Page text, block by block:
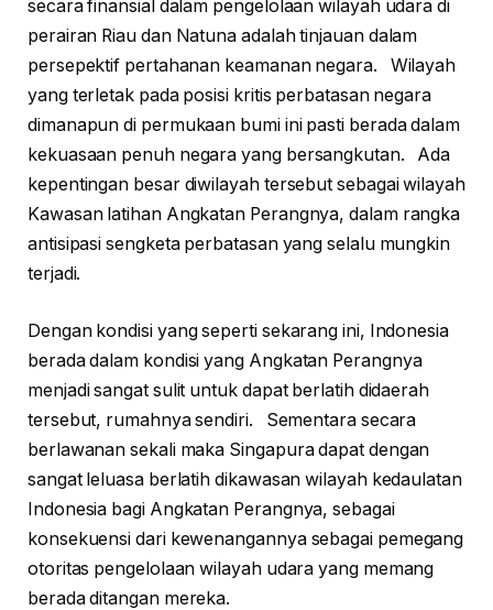
secara finansial dalam pengelolaan wilayah udara di
perairan Riau dan Natuna adalah tinjauan dalam
persepektif pertahanan keamanan negara. Wilayah
yang terletak pada posisi kritis perbatasan negara
dimanapun di permukaan bumi ini pasti berada dalam
kekuasaan penuh negara yang bersangkutan. Ada
kepentingan besar diwilayah tersebut sebagai wilayah
Kawasan latihan Angkatan Perangnya, dalam rangka
antisipasi sengketa perbatasan yang selalu mungkin
terjadi.
Dengan kondisi yang seperti sekarang ini, Indonesia
berada dalam kondisi yang Angkatan Perangnya
menjadi sangat sulit untuk dapat berlatih didaerah
tersebut, rumahnya sendiri. Sementara secara
berlawanan sekali maka Singapura dapat dengan
sangat leluasa berlatih dikawasan wilayah kedaulatan
Indonesia bagi Angkatan Perangnya, sebagai
konsekuensi dari kewenangannya sebagai pemegang
otoritas pengelolaan wilayah udara yang memang
berada ditangan mereka.